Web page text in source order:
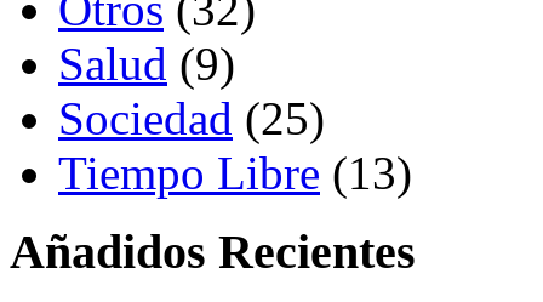
Salud (9)
Sociedad (25)
Tiempo Libre (13)
Añadidos Recientes